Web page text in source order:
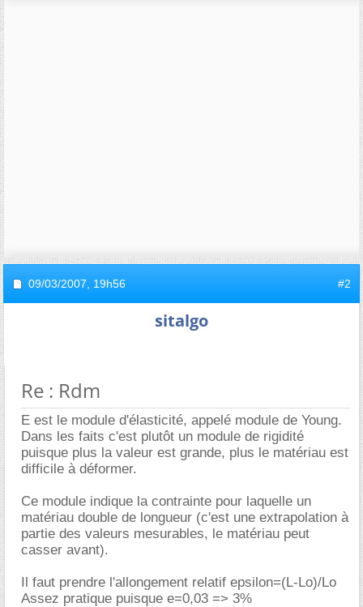
09/03/2007, 19h56 #2
sitalgo
Re : Rdm
E est le module d'élasticité, appelé module de Young.
Dans les faits c'est plutôt un module de rigidité
puisque plus la valeur est grande, plus le matériau est
difficile à déformer.
Ce module indique la contrainte pour laquelle un
matériau double de longueur (c'est une extrapolation à
partie des valeurs mesurables, le matériau peut
casser avant).
Il faut prendre l'allongement relatif epsilon=(L-Lo)/Lo
Assez pratique puisque e=0,03 => 3%